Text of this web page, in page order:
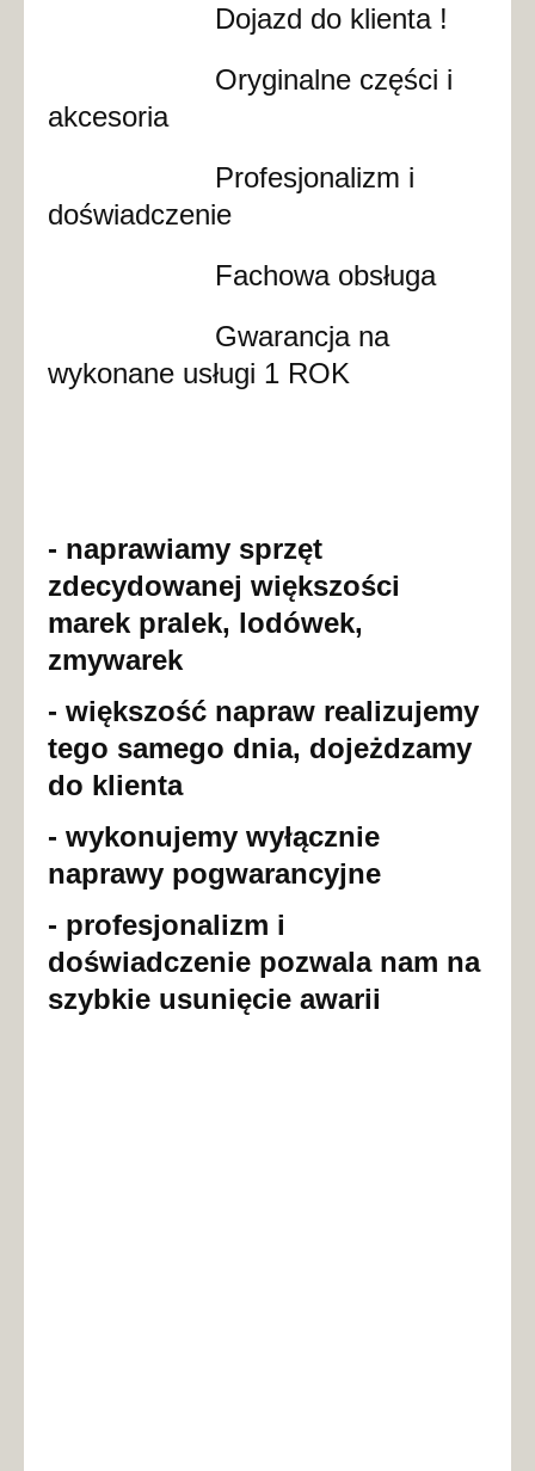
Dojazd do klienta !
Oryginalne części i
akcesoria
Profesjonalizm i
doświadczenie
Fachowa obsługa
Gwarancja na
wykonane usługi 1 ROK
- naprawiamy sprzęt
zdecydowanej większości
marek pralek, lodówek,
zmywarek
- większość napraw realizujemy
tego samego dnia, dojeżdzamy
do klienta
- wykonujemy wyłącznie
naprawy pogwarancyjne
- profesjonalizm i
doświadczenie pozwala nam na
szybkie usunięcie awarii